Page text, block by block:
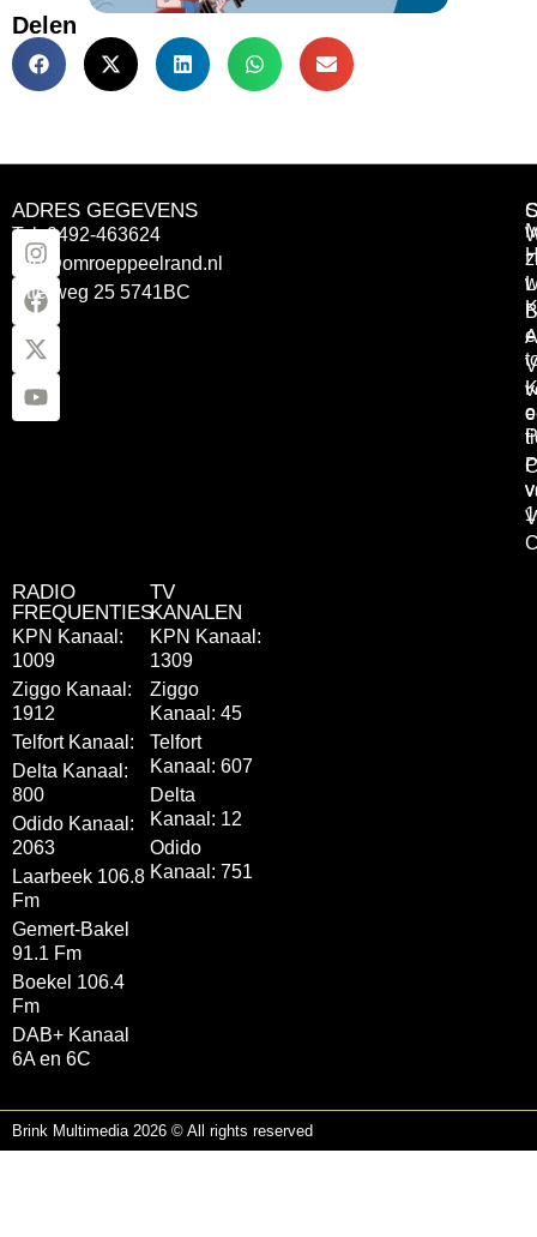
Delen
ADRES GEGEVENS
Tel: 0492-463624
info@omroeppeelrand.nl
Otterweg 25 5741BC
RADIO
FREQUENTIES
KPN Kanaal:
1009
Ziggo Kanaal:
1912
Telfort Kanaal:
Delta Kanaal:
800
Odido Kanaal:
2063
Laarbeek 106.8
Fm
Gemert-Bakel
91.1 Fm
Boekel 106.4
Fm
DAB+ Kanaal
6A en 6C
TV
KANALEN
KPN Kanaal:
1309
Ziggo
Kanaal: 45
Telfort
Kanaal: 607
Delta
Kanaal: 12
Odido
Kanaal: 751
Brink Multimedia 2026 © All rights reserved